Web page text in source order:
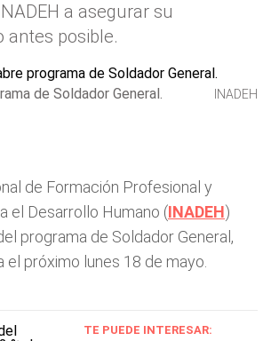
a asegurar su
antes posible.
de Soldador General. INADEH
de Formación Profesional y
el Desarrollo Humano (INADEH)
programa de Soldador General,
el próximo lunes 18 de mayo.
TE PUEDE INTERESAR: